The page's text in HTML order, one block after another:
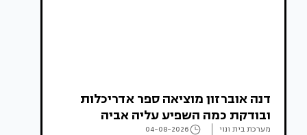
דנה אוברזון מוציאה ספר אדריכלות
ובודקת כמה השפיע עליה אביה
מערכת בית ונוי 04-08-2026